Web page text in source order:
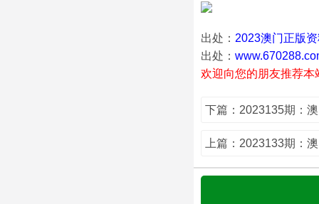
出处： 2023澳门正版
出处：
欢迎向您的朋友推荐
下篇：2023135期：
上篇：2023133期：